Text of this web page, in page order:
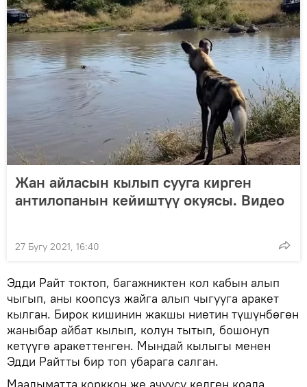
Жан айласын кылып сууга кирген
антилопанын кейиштүү окуясы. Видео
27 Бугу 2021, 16:40
Эдди Райт токтоп, багажниктен кол кабын алып
чыгып, аны коопсуз жайга алып чыгууга аракет
кылган. Бирок кишинин жакшы ниетин түшүнбөгөн
жаныбар айбат кылып, колун тытып, бошонуп
кетүүгө аракеттенген. Мындай кылыгы менен
Эдди Райтты бир топ убарага салган.